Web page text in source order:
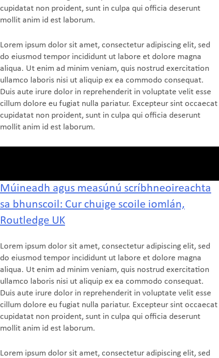
cupidatat non proident, sunt in culpa qui officia deserunt
mollit anim id est laborum.
Lorem ipsum dolor sit amet, consectetur adipiscing elit, sed
do eiusmod tempor incididunt ut labore et dolore magna
aliqua. Ut enim ad minim veniam, quis nostrud exercitation
ullamco laboris nisi ut aliquip ex ea commodo consequat.
Duis aute irure dolor in reprehenderit in voluptate velit esse
cillum dolore eu fugiat nulla pariatur. Excepteur sint occaecat
cupidatat non proident, sunt in culpa qui officia deserunt
mollit anim id est laborum.
Múineadh agus measúnú scríbhneoireachta
sa bhunscoil: Cur chuige scoile iomlán,
Routledge UK
Lorem ipsum dolor sit amet, consectetur adipiscing elit, sed
do eiusmod tempor incididunt ut labore et dolore magna
aliqua. Ut enim ad minim veniam, quis nostrud exercitation
ullamco laboris nisi ut aliquip ex ea commodo consequat.
Duis aute irure dolor in reprehenderit in voluptate velit esse
cillum dolore eu fugiat nulla pariatur. Excepteur sint occaecat
cupidatat non proident, sunt in culpa qui officia deserunt
mollit anim id est laborum.
Lorem ipsum dolor sit amet, consectetur adipiscing elit, sed